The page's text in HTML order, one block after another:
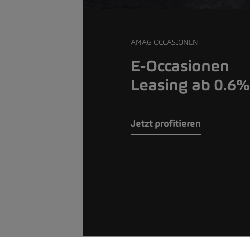
AMAG OCCASIONEN
E-Occasionen
Leasing ab 0.6%
Jetzt profitieren